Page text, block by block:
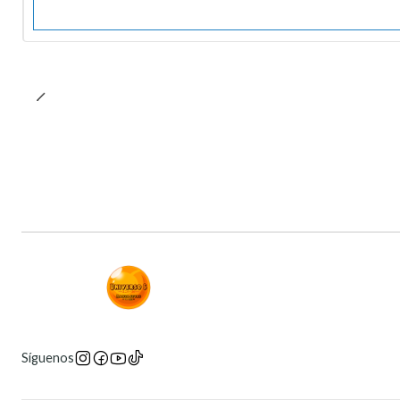
Síguenos